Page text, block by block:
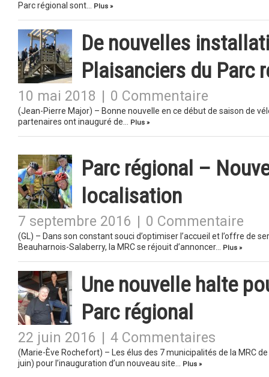
Parc régional sont…
Plus »
De nouvelles
Plaisanciers du Parc
10 mai 2018 0 Commentaire
(Jean-Pierre Major) – Bonne nouvelle en ce début de saison de
partenaires ont inauguré de…
Plus »
Parc régional –
localisation
7 septembre 2016 0 Commentaire
(GL) – Dans son constant souci d’optimiser l’accueil et l’offre de
Beauharnois-Salaberry, la MRC se réjouit d’annoncer…
Plus »
Une nouvelle halte
Parc régional
22 juin 2016 4 Commentaires
(Marie-Ève Rochefort) – Les élus des 7 municipalités de la MRC
juin) pour l’inauguration d’un nouveau site…
Plus »